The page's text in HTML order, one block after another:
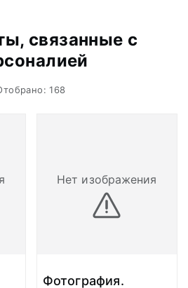
связанные с
168
Нет изображения
Фотография.